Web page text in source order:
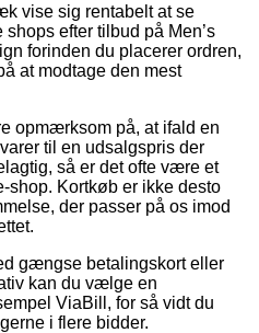
vise sig rentabelt at se
efter tilbud på Men’s
forinden du placerer ordren,
at modtage den mest
opmærksom på, at ifald en
til en udsalgspris der
så er det ofte være et
shop. Kortkøb er ikke desto
der passer på os imod
gængse betalingskort eller
kan du vælge en
ViaBill, for så vidt du
i flere bidder.